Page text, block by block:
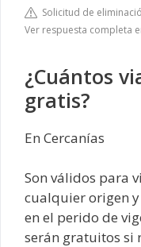
Solicitud de
Ver respuesta completa
¿Cuántos
gratis?
En Cercanías
Son válidos para
cualquier origen
en el perido de
serán gratuitos si